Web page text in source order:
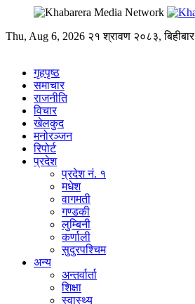
Thu, Aug 6, 2026 २१ श्रावण २०८३, बिहीबार
गृहपृष्ठ
समाचार
राजनीति
विचार
खेलकुद
मनोरञ्जन
रिपोर्ट
प्रदेश
प्रदेश नं. १
मधेश
वागमती
गण्डकी
लुम्बिनी
कर्णाली
सुदुरपश्चिम
अन्य
अन्तर्वार्ता
शिक्षा
स्वास्थ्य